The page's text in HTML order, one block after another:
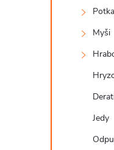
Myši
Jedy